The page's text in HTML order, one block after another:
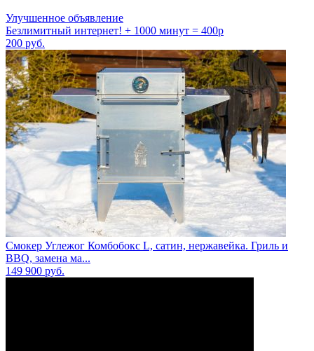
Улучшенное объявление
Безлимитный интернет! + 1000 минут = 400р
200 руб.
Смокер Углежог Комбобокс L, сатин, нержавейка. Гриль и
BBQ, замена ма...
149 900 руб.